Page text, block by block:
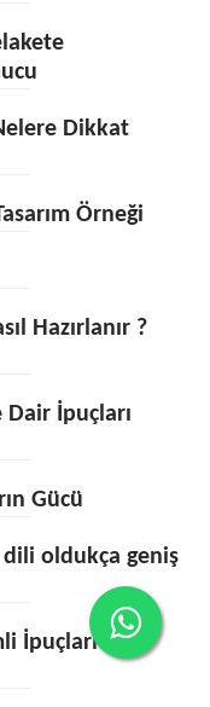
Dikkat
Örneği
Hazırlanır ?
İpuçları
Gücü
dili oldukça geniş
İpuçları ve